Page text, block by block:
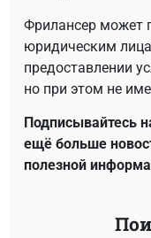
Фрилансер может
юридическим
предоставлении
но при этом не
Подписывайтесь
ещё больше
полезной